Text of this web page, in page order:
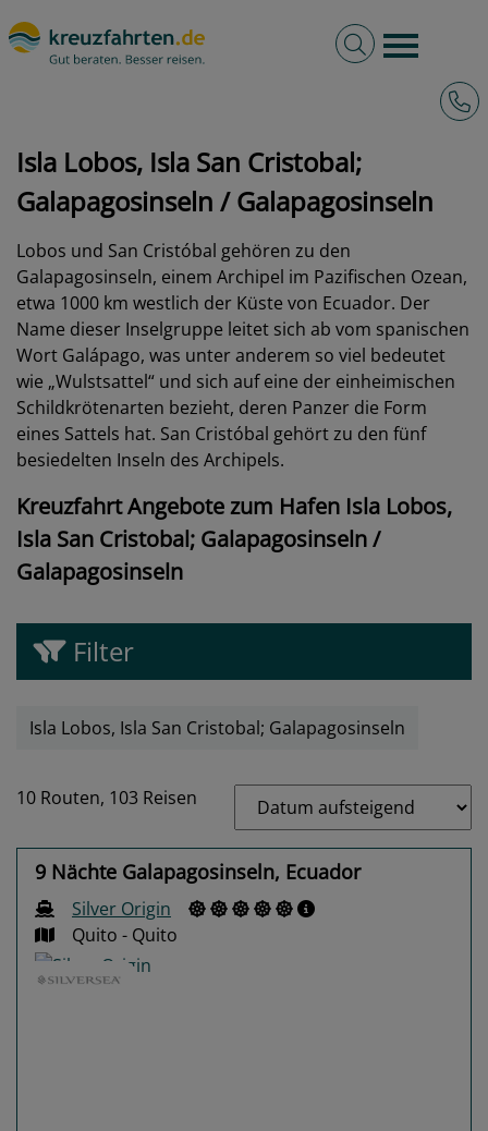
Burger
Volltextsuche
Isla Lobos, Isla San Cristobal;
Galapagosinseln / Galapagosinseln
Lobos und San Cristóbal gehören zu den
Galapagosinseln, einem Archipel im Pazifischen Ozean,
etwa 1000 km westlich der Küste von Ecuador. Der
Name dieser Inselgruppe leitet sich ab vom spanischen
Wort Galápago, was unter anderem so viel bedeutet
wie „Wulstsattel“ und sich auf eine der einheimischen
Schildkrötenarten bezieht, deren Panzer die Form
eines Sattels hat. San Cristóbal gehört zu den fünf
besiedelten Inseln des Archipels.
Kreuzfahrt Angebote zum Hafen Isla Lobos,
Isla San Cristobal; Galapagosinseln /
Galapagosinseln
Filter
Isla Lobos, Isla San Cristobal; Galapagosinseln
10 Routen, 103 Reisen
9 Nächte Galapagosinseln, Ecuador
Silver Origin
Quito - Quito